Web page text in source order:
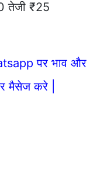
तेजी ₹25
पर भाव और
मैसेज करे |